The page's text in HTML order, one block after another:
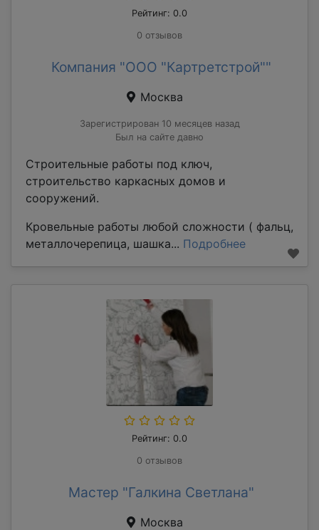
Рейтинг: 0.0
0 отзывов
Компания "ООО "Картретстрой""
Москва
Зарегистрирован 10 месяцев назад
Был на сайте давно
Строительные работы под ключ,
строительство каркасных домов и
сооружений.
Кровельные работы любой сложности ( фальц,
металлочерепица, шашка... Подробнее
Рейтинг: 0.0
0 отзывов
Мастер "Галкина Светлана"
Москва